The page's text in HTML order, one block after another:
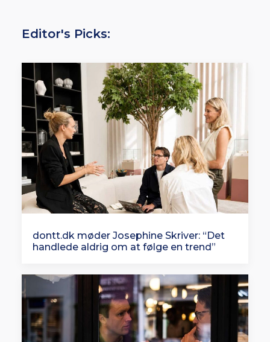
Editor's Picks:
dontt.dk møder Josephine Skriver: “Det
handlede aldrig om at følge en trend”